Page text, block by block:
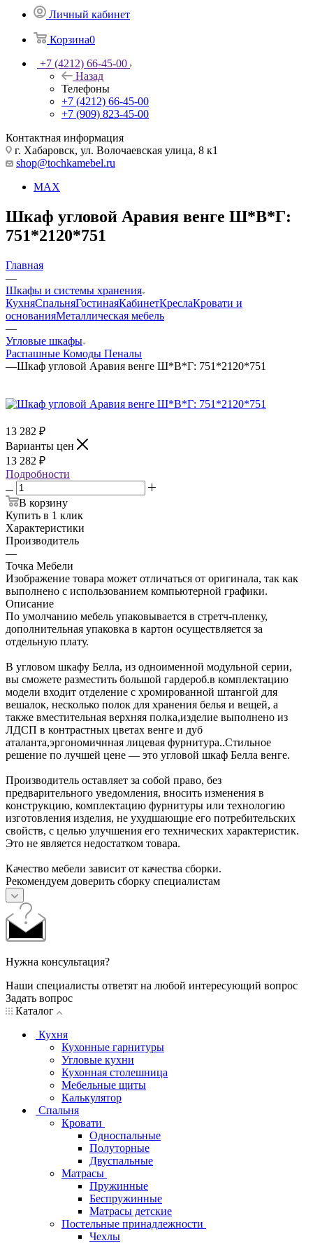
Личный кабинет
Корзина0
+7 (4212) 66-45-00
Назад
Телефоны
+7 (4212) 66-45-00
+7 (909) 823-45-00
Контактная информация
г. Хабаровск, ул. Волочаевская улица, 8 к1
shop@tochkamebel.ru
MAX
Шкаф угловой Аравия венге Ш*В*Г:
751*2120*751
Главная
—
Шкафы и системы хранения
КухняСпальняГостинаяКабинетКреслаКровати и
основанияМеталлическая мебель
—
Угловые шкафы
Распашные Комоды Пеналы
—Шкаф угловой Аравия венге Ш*В*Г: 751*2120*751
13 282 ₽
Варианты цен
13 282 ₽
Подробности
В корзину
Купить в 1 клик
Характеристики
Производитель
—
Точка Мебели
Изображение товара может отличаться от оригинала, так как
выполнено с использованием компьютерной графики.
Описание
По умолчанию мебель упаковывается в стретч-пленку,
дополнительная упаковка в картон осуществляется за
отдельную плату.
В угловом шкафу Белла, из одноименной модульной серии,
вы сможете разместить большой гардероб.в комплектацию
модели входит отделение с хромированной штангой для
вешалок, несколько полок для хранения белья и вещей, а
также вместительная верхняя полка,изделие выполнено из
ЛДСП в контрастных цветах венге и дуб
аталанта,эргономичнная лицевая фурнитура..Стильное
решение по лучшей цене — это угловой шкаф Белла венге.
Производитель оставляет за собой право, без
предварительного уведомления, вносить изменения в
конструкцию, комплектацию фурнитуры или технологию
изготовления изделия, не ухудшающие его потребительских
свойств, с целью улучшения его технических характеристик.
Это не является недостатком товара.
Качество мебели зависит от качества сборки.
Рекомендуем доверить сборку специалистам
Нужна консультация?
Наши специалисты ответят на любой интересующий вопрос
Задать вопрос
Каталог
Кухня
Кухонные гарнитуры
Угловые кухни
Кухонная столешница
Мебельные щиты
Калькулятор
Спальня
Кровати
Односпальные
Полуторные
Двуспальные
Матрасы
Пружинные
Беспружинные
Матрасы детские
Постельные принадлежности
Чехлы